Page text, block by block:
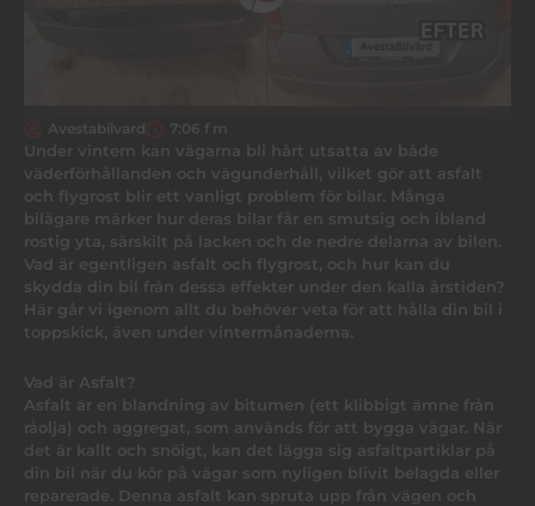
Avestabilvard 7:06 f m
Under vintern kan vägarna bli hårt utsatta av både
väderförhållanden och vägunderhåll, vilket gör att asfalt
och flygrost blir ett vanligt problem för bilar. Många
bilägare märker hur deras bilar får en smutsig och ibland
rostig yta, särskilt på lacken och de nedre delarna av bilen.
Vad är egentligen asfalt och flygrost, och hur kan du
skydda din bil från dessa effekter under den kalla årstiden?
Här går vi igenom allt du behöver veta för att hålla din bil i
toppskick, även under vintermånaderna.
Vad är Asfalt?
Asfalt är en blandning av bitumen (ett klibbigt ämne från
råolja) och aggregat, som används för att bygga vägar. När
det är kallt och snöigt, kan det lägga sig asfaltpartiklar på
din bil när du kör på vägar som nyligen blivit belagda eller
reparerade. Denna asfalt kan spruta upp från vägen och